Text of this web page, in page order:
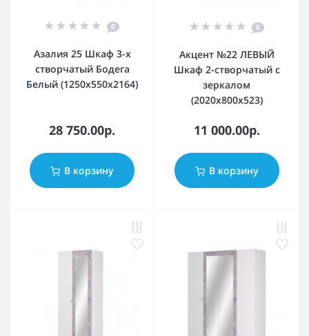
0
Азалия 25 Шкаф 3-х
створчатый Бодега
Белый (1250x550x2164)
28 750.00р.
В корзину
0
Акцент №22 ЛЕВЫЙ
Шкаф 2-створчатый с
зеркалом
(2020х800х523)
11 000.00р.
В корзину